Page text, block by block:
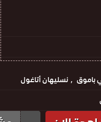
باموق
نسليهان أتاغول